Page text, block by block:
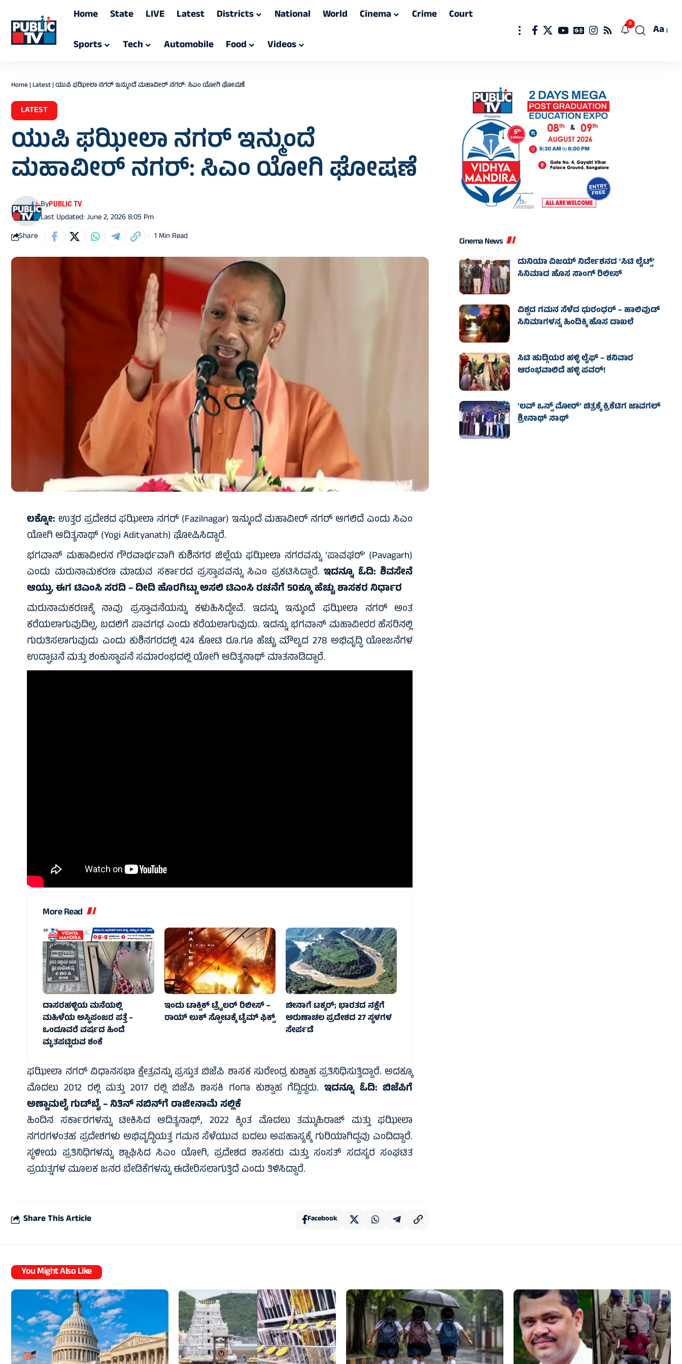
Home State LIVE Latest Districts National World Cinema Crime
Court
Sports
Tech Automobile Food Videos
9
Font
Aa
Home |Latest|ಯುಪಿ ಫಝೀಲಾ ನಗರ್ ಇನ್ಮುಂದೆ ಮಹಾವೀರ್ ನಗರ್: ಸಿಎಂ ಯೋಗಿ ಘೋಷಣೆ
LATEST
ಯುಪಿ ಫಝೀಲಾ ನಗರ್ ಇನ್ಮುಂದೆ
ಮಹಾವೀರ್ ನಗರ್: ಸಿಎಂ ಯೋಗಿ ಘೋಷಣೆ
Last Updated: June 2, 2026 8:05 Pm
ByPUBLIC TV
Share 1 Min Read
ಲಕ್ನೋ: ಉತ್ತರ ಪ್ರದೇಶದ ಫಝೀಲಾ ನಗರ್‌ (Fazilnagar) ಇನ್ಮುಂದೆ ಮಹಾವೀರ್‌ ನಗರ್‌ ಆಗಲಿದೆ ಎಂದು ಸಿಎಂ
ಯೋಗಿ ಆದಿತ್ಯನಾಥ್‌ (Yogi Adityanath) ಘೋಷಿಸಿದ್ದಾರೆ.
ಭಗವಾನ್ ಮಹಾವೀರನ ಗೌರವಾರ್ಥವಾಗಿ ಕುಶಿನಗರ ಜಿಲ್ಲೆಯ ಫಝೀಲಾ ನಗರವನ್ನು ‘ಪಾವಘರ್’ (Pavagarh)
ಎಂದು ಮರುನಾಮಕರಣ ಮಾಡುವ ಸರ್ಕಾರದ ಪ್ರಸ್ತಾಪವನ್ನು ಸಿಎಂ ಪ್ರಕಟಿಸಿದ್ದಾರೆ.ಇದನ್ನೂ ಓದಿ:ಶಿವಸೇನೆ
ಆಯ್ತು, ಈಗ ಟಿಎಂಸಿ ಸರದಿ – ದೀದಿ ಹೊರಗಿಟ್ಟು ಅಸಲಿ ಟಿಎಂಸಿ ರಚನೆಗೆ 50ಕ್ಕೂ ಹೆಚ್ಚು ಶಾಸಕರ ನಿರ್ಧಾರ
ಮರುನಾಮಕರಣಕ್ಕೆ ನಾವು ಪ್ರಸ್ತಾವನೆಯನ್ನು ಕಳುಹಿಸಿದ್ದೇವೆ. ಇದನ್ನು ಇನ್ಮುಂದೆ ಫಝೀಲಾ ನಗರ್‌ ಅಂತ
ಕರೆಯಲಾಗುವುದಿಲ್ಲ, ಬದಲಿಗೆ ಪಾವಗಢ ಎಂದು ಕರೆಯಲಾಗುವುದು. ಇದನ್ನು ಭಗವಾನ್ ಮಹಾವೀರರ ಹೆಸರಿನಲ್ಲಿ
ಗುರುತಿಸಲಾಗುವುದು ಎಂದು ಕುಶಿನಗರದಲ್ಲಿ 424 ಕೋಟಿ ರೂ.ಗೂ ಹೆಚ್ಚು ಮೌಲ್ಯದ 278 ಅಭಿವೃದ್ಧಿ ಯೋಜನೆಗಳ
ಉದ್ಘಾಟನೆ ಮತ್ತು ಶಂಕುಸ್ಥಾಪನೆ ಸಮಾರಂಭದಲ್ಲಿ ಯೋಗಿ ಆದಿತ್ಯನಾಥ್‌ ಮಾತನಾಡಿದ್ದಾರೆ.
More Read
ದಾಸರಹಳ್ಳಿಯ ಮನೆಯಲ್ಲಿ
ಮಹಿಳೆಯ ಅಸ್ಥಿಪಂಜರ ಪತ್ತೆ –
ಒಂದೂವರೆ ವರ್ಷದ ಹಿಂದೆ
ಮೃತಪಟ್ಟಿರುವ ಶಂಕೆ
ಇಂದು ಟಾಕ್ಸಿಕ್ ಟ್ರೈಲರ್ ರಿಲೀಸ್‌ –
ರಾಯ್‌ ಲುಕ್ ಸ್ಫೋಟಕ್ಕೆ ಟೈಮ್‌ ಫಿಕ್ಸ್‌
ಚೀನಾಗೆ ಟಕ್ಕರ್‌; ಭಾರತದ ನಕ್ಷೆಗೆ
ಅರುಣಾಚಲ ಪ್ರದೇಶದ 27 ಸ್ಥಳಗಳ
ಸೇರ್ಪಡೆ
ಫಝೀಲಾ ನಗರ್‌ ವಿಧಾನಸಭಾ ಕ್ಷೇತ್ರವನ್ನು ಪ್ರಸ್ತುತ ಬಿಜೆಪಿ ಶಾಸಕ ಸುರೇಂದ್ರ ಕುಶ್ವಾಹ ಪ್ರತಿನಿಧಿಸುತ್ತಿದ್ದಾರೆ. ಅದಕ್ಕೂ
ಮೊದಲು 2012 ರಲ್ಲಿ ಮತ್ತು 2017 ರಲ್ಲಿ ಬಿಜೆಪಿ ಶಾಸಕಿ ಗಂಗಾ ಕುಶ್ವಾಹ ಗೆದ್ದಿದ್ದರು. ಇದನ್ನೂ ಓದಿ:ಬಿಜೆಪಿಗೆ
ಅಣ್ಣಾಮಲೈ ಗುಡ್‌ಬೈ – ನಿತಿನ್ ನಬಿನ್‌ಗೆ ರಾಜೀನಾಮೆ ಸಲ್ಲಿಕೆ
ಹಿಂದಿನ ಸರ್ಕಾರಗಳನ್ನು ಟೀಕಿಸಿದ ಆದಿತ್ಯನಾಥ್, 2022 ಕ್ಕಿಂತ ಮೊದಲು ತಮ್ಕುಹಿರಾಜ್ ಮತ್ತು ಫಝೀಲಾ
ನಗರಗಳಂತಹ ಪ್ರದೇಶಗಳು ಅಭಿವೃದ್ಧಿಯತ್ತ ಗಮನ ಸೆಳೆಯುವ ಬದಲು ಅಪಹಾಸ್ಯಕ್ಕೆ ಗುರಿಯಾಗಿದ್ದವು ಎಂದಿದ್ದಾರೆ.
ಸ್ಥಳೀಯ ಪ್ರತಿನಿಧಿಗಳನ್ನು ಶ್ಲಾಘಿಸಿದ ಸಿಎಂ ಯೋಗಿ, ಪ್ರದೇಶದ ಶಾಸಕರು ಮತ್ತು ಸಂಸತ್ ಸದಸ್ಯರ ಸಂಘಟಿತ
ಪ್ರಯತ್ನಗಳ ಮೂಲಕ ಜನರ ಬೇಡಿಕೆಗಳನ್ನು ಈಡೇರಿಸಲಾಗುತ್ತಿದೆ ಎಂದು ತಿಳಿಸಿದ್ದಾರೆ.
Share This Article Facebook
Cinema News
ದುನಿಯಾ ವಿಜಯ್ ನಿರ್ದೇಶನದ ‘ಸಿಟಿ ಲೈಟ್ಸ್’
ಸಿನಿಮಾದ ಹೊಸ ಸಾಂಗ್ ರಿಲೀಸ್
ವಿಶ್ವದ ಗಮನ ಸೆಳೆದ ಧುರಂಧರ್ – ಹಾಲಿವುಡ್‌
ಸಿನಿಮಾಗಳನ್ನ ಹಿಂದಿಕ್ಕಿ ಹೊಸ ದಾಖಲೆ
ಸಿಟಿ ಹುಡ್ಗಿಯರ ಹಳ್ಳಿ ಲೈಫ್‌ – ಶನಿವಾರ
ಆರಂಭವಾಲಿದೆ ಹಳ್ಳಿ ಪವರ್‌!
‘ಲವ್ ಒನ್ಸ್ ಮೋರ್’ ಚಿತ್ರಕ್ಕೆ ಕ್ರಿಕೆಟಿಗ ಜಾವಗಲ್
ಶ್ರೀನಾಥ್ ಸಾಥ್
You Might Also Like